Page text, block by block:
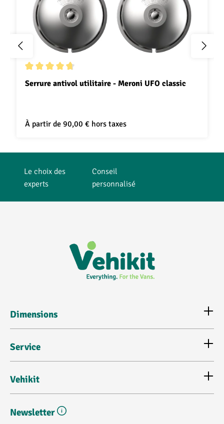
Note moyenne de 4.8 sur 5 étoiles
Serrure antivol utilitaire - Meroni UFO classic
À partir de 90,00 € hors taxes
Le choix des
experts
Conseil
personnalisé
Dimensions
Service
Vehikit
Newsletter